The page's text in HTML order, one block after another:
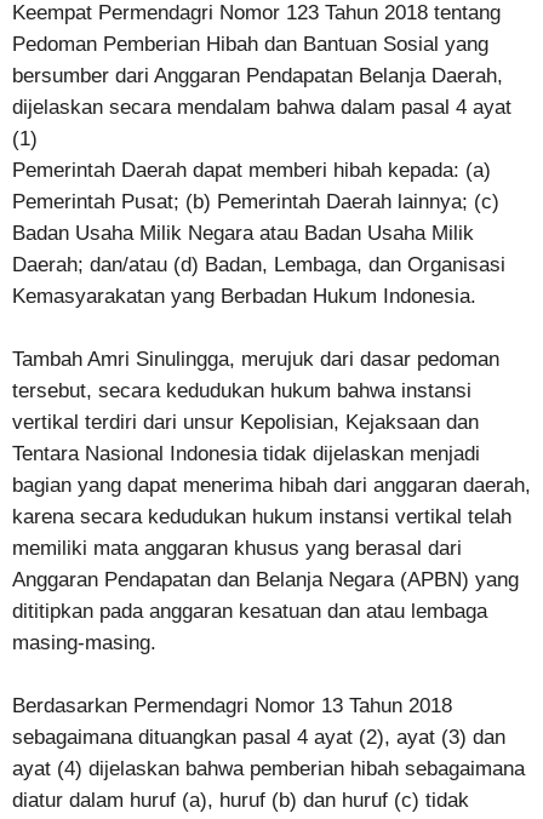
Keempat Permendagri Nomor 123 Tahun 2018 tentang
Pedoman Pemberian Hibah dan Bantuan Sosial yang
bersumber dari Anggaran Pendapatan Belanja Daerah,
dijelaskan secara mendalam bahwa dalam pasal 4 ayat
(1)
Pemerintah Daerah dapat memberi hibah kepada: (a)
Pemerintah Pusat; (b) Pemerintah Daerah lainnya; (c)
Badan Usaha Milik Negara atau Badan Usaha Milik
Daerah; dan/atau (d) Badan, Lembaga, dan Organisasi
Kemasyarakatan yang Berbadan Hukum Indonesia.
Tambah Amri Sinulingga, merujuk dari dasar pedoman
tersebut, secara kedudukan hukum bahwa instansi
vertikal terdiri dari unsur Kepolisian, Kejaksaan dan
Tentara Nasional Indonesia tidak dijelaskan menjadi
bagian yang dapat menerima hibah dari anggaran daerah,
karena secara kedudukan hukum instansi vertikal telah
memiliki mata anggaran khusus yang berasal dari
Anggaran Pendapatan dan Belanja Negara (APBN) yang
dititipkan pada anggaran kesatuan dan atau lembaga
masing-masing.
Berdasarkan Permendagri Nomor 13 Tahun 2018
sebagaimana dituangkan pasal 4 ayat (2), ayat (3) dan
ayat (4) dijelaskan bahwa pemberian hibah sebagaimana
diatur dalam huruf (a), huruf (b) dan huruf (c) tidak